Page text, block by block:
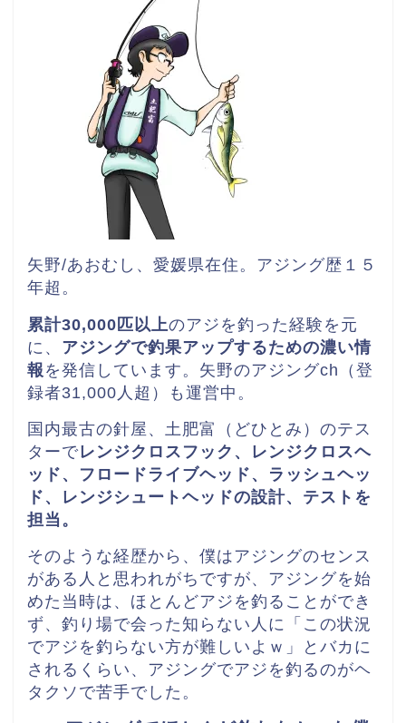
矢野/あおむし、愛媛県在住。 アジング歴１５
年超。
累計30,000匹以上のアジを釣った経験を元
に、 アジングで釣果アップするための濃い情
報を発信しています。矢野のアジングch（登
録者31,000人超）も運営中。
国内最古の針屋、土肥富（どひとみ）のテス
ターでレンジクロスフック、レンジクロスヘ
ッド、 フロードライブヘッド、ラッシュヘッ
ド、レンジシュートヘッドの設計、テストを
担当。
そのような経歴から、僕はアジングのセンス
がある人と思われがちですが、アジングを始
めた当時は、ほとんどアジを釣ることができ
ず、釣り場で会った知らない人に「この状況
でアジを釣らない方が難しいよｗ」とバカに
されるくらい、アジングでアジを釣るのがヘ
タクソで苦手でした。